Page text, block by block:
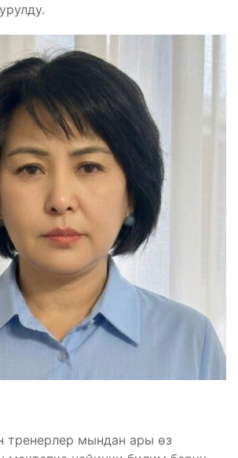
тренерлер мындан ары өз